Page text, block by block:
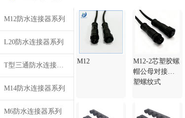
n
M12防水连接器系列
L20防水连接器系列
T型三通防水连接器系列
M14防水连接器系列
M6防水连接器系列
M12
M12-2芯塑胶螺
帽公母对接注
塑螺纹式